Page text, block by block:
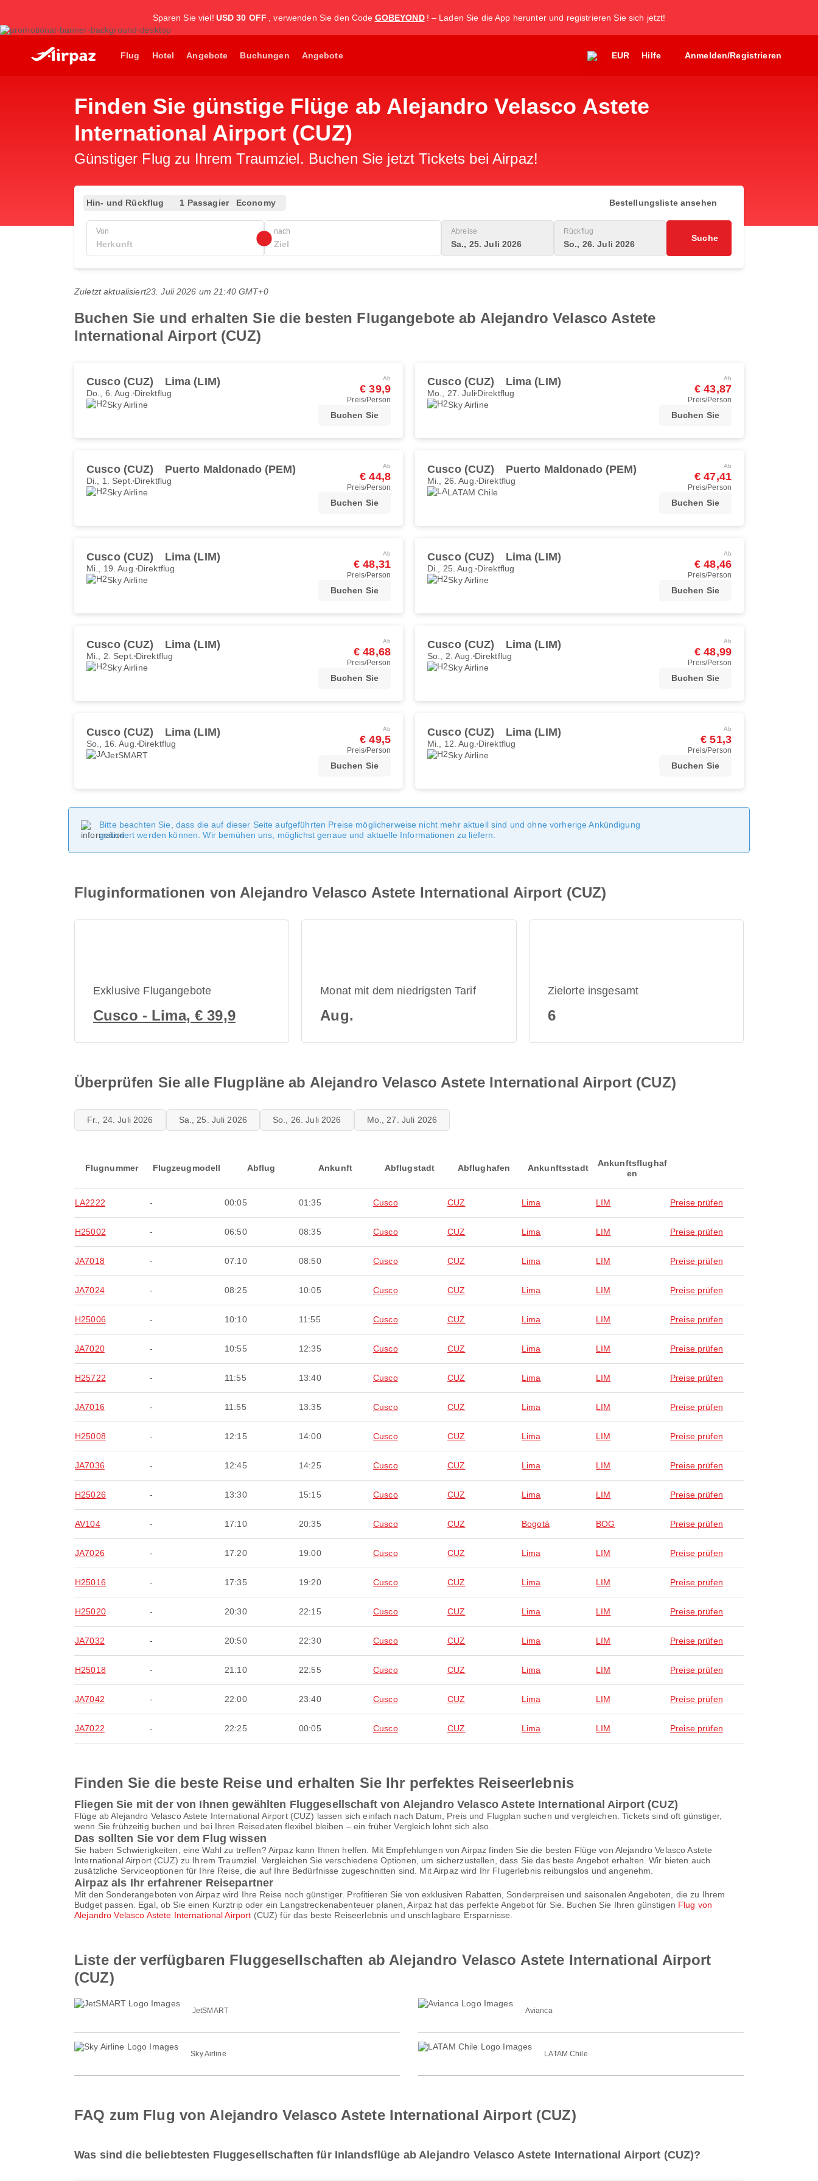
Sparen Sie viel! USD 30 OFF , verwenden Sie den Code GOBEYOND ! – Laden Sie die App herunter und registrieren Sie sich jetzt!
Flug Hotel Angebote Buchungen Angebote EUR Hilfe Anmelden/Registrieren
Finden Sie günstige Flüge ab Alejandro Velasco Astete
International Airport (CUZ)
Günstiger Flug zu Ihrem Traumziel. Buchen Sie jetzt Tickets bei Airpaz!
Hin- und Rückflug 1 Passagier Economy Bestellungsliste ansehen
Von nach Abreise
Sa., 25. Juli 2026
Rückflug
So., 26. Juli 2026
Suche
Zuletzt aktualisiert23. Juli 2026 um 21:40 GMT+0
Buchen Sie und erhalten Sie die besten Flugangebote ab Alejandro Velasco Astete
International Airport (CUZ)
Cusco (CUZ) Lima (LIM)
Do., 6. Aug. Direktflug
Sky Airline
Ab
€ 39,9
Preis/Person
Buchen Sie
Cusco (CUZ) Lima (LIM)
Mo., 27. JuliDirektflug
Sky Airline
Ab
€ 43,87
Preis/Person
Buchen Sie
Cusco (CUZ) Puerto Maldonado (PEM)
Di., 1. Sept. Direktflug
Sky Airline
Ab
€ 44,8
Preis/Person
Buchen Sie
Cusco (CUZ) Puerto Maldonado (PEM)
Mi., 26. Aug. Direktflug
LATAM Chile
Ab
€ 47,41
Preis/Person
Buchen Sie
Cusco (CUZ) Lima (LIM)
Mi., 19. Aug. Direktflug
Sky Airline
Ab
€ 48,31
Preis/Person
Buchen Sie
Cusco (CUZ) Lima (LIM)
Di., 25. Aug. Direktflug
Sky Airline
Ab
€ 48,46
Preis/Person
Buchen Sie
Cusco (CUZ) Lima (LIM)
Mi., 2. Sept. Direktflug
Sky Airline
Ab
€ 48,68
Preis/Person
Buchen Sie
Cusco (CUZ) Lima (LIM)
So., 2. Aug. Direktflug
Sky Airline
Ab
€ 48,99
Preis/Person
Buchen Sie
Cusco (CUZ) Lima (LIM)
So., 16. Aug. Direktflug
JetSMART
Ab
€ 49,5
Preis/Person
Buchen Sie
Cusco (CUZ) Lima (LIM)
Mi., 12. Aug. Direktflug
Sky Airline
Ab
€ 51,3
Preis/Person
Buchen Sie
Bitte beachten Sie, dass die auf dieser Seite aufgeführten Preise möglicherweise nicht mehr aktuell sind und ohne vorherige Ankündigung
geändert werden können. Wir bemühen uns, möglichst genaue und aktuelle Informationen zu liefern.
Fluginformationen von Alejandro Velasco Astete International Airport (CUZ)
Exklusive Flugangebote
Cusco - Lima, € 39,9
Monat mit dem niedrigsten Tarif
Aug.
Zielorte insgesamt
6
Überprüfen Sie alle Flugpläne ab Alejandro Velasco Astete International Airport (CUZ)
Fr., 24. Juli 2026 Sa., 25. Juli 2026 So., 26. Juli 2026 Mo., 27. Juli 2026
Flugnummer Flugzeugmodell Abflug Ankunft Abflugstadt Abflughafen Ankunftsstadt
Ankunftsflughaf
en
LA2222 - 00:05 01:35 Cusco CUZ Lima LIM Preise prüfen
H25002 - 06:50 08:35 Cusco CUZ Lima LIM Preise prüfen
JA7018 - 07:10 08:50 Cusco CUZ Lima LIM Preise prüfen
JA7024 - 08:25 10:05 Cusco CUZ Lima LIM Preise prüfen
H25006 - 10:10 11:55 Cusco CUZ Lima LIM Preise prüfen
JA7020 - 10:55 12:35 Cusco CUZ Lima LIM Preise prüfen
H25722 - 11:55 13:40 Cusco CUZ Lima LIM Preise prüfen
JA7016 - 11:55 13:35 Cusco CUZ Lima LIM Preise prüfen
H25008 - 12:15 14:00 Cusco CUZ Lima LIM Preise prüfen
JA7036 - 12:45 14:25 Cusco CUZ Lima LIM Preise prüfen
H25026 - 13:30 15:15 Cusco CUZ Lima LIM Preise prüfen
AV104 - 17:10 20:35 Cusco CUZ Bogotá BOG Preise prüfen
JA7026 - 17:20 19:00 Cusco CUZ Lima LIM Preise prüfen
H25016 - 17:35 19:20 Cusco CUZ Lima LIM Preise prüfen
H25020 - 20:30 22:15 Cusco CUZ Lima LIM Preise prüfen
JA7032 - 20:50 22:30 Cusco CUZ Lima LIM Preise prüfen
H25018 - 21:10 22:55 Cusco CUZ Lima LIM Preise prüfen
JA7042 - 22:00 23:40 Cusco CUZ Lima LIM Preise prüfen
JA7022 - 22:25 00:05 Cusco CUZ Lima LIM Preise prüfen
Finden Sie die beste Reise und erhalten Sie Ihr perfektes Reiseerlebnis
Fliegen Sie mit der von Ihnen gewählten Fluggesellschaft von Alejandro Velasco Astete International Airport (CUZ)
Flüge ab Alejandro Velasco Astete International Airport (CUZ) lassen sich einfach nach Datum, Preis und Flugplan suchen und vergleichen. Tickets sind oft günstiger,
wenn Sie frühzeitig buchen und bei Ihren Reisedaten flexibel bleiben – ein früher Vergleich lohnt sich also.
Das sollten Sie vor dem Flug wissen
Sie haben Schwierigkeiten, eine Wahl zu treffen? Airpaz kann Ihnen helfen. Mit Empfehlungen von Airpaz finden Sie die besten Flüge von Alejandro Velasco Astete
International Airport (CUZ) zu Ihrem Traumziel. Vergleichen Sie verschiedene Optionen, um sicherzustellen, dass Sie das beste Angebot erhalten. Wir bieten auch
zusätzliche Serviceoptionen für Ihre Reise, die auf Ihre Bedürfnisse zugeschnitten sind. Mit Airpaz wird Ihr Flugerlebnis reibungslos und angenehm.
Airpaz als Ihr erfahrener Reisepartner
Mit den Sonderangeboten von Airpaz wird Ihre Reise noch günstiger. Profitieren Sie von exklusiven Rabatten, Sonderpreisen und saisonalen Angeboten, die zu Ihrem
Budget passen. Egal, ob Sie einen Kurztrip oder ein Langstreckenabenteuer planen, Airpaz hat das perfekte Angebot für Sie. Buchen Sie Ihren günstigen Flug von
Alejandro Velasco Astete International Airport (CUZ) für das beste Reiseerlebnis und unschlagbare Ersparnisse.
Liste der verfügbaren Fluggesellschaften ab Alejandro Velasco Astete International Airport
(CUZ)
JetSMART Avianca
Sky Airline LATAM Chile
FAQ zum Flug von Alejandro Velasco Astete International Airport (CUZ)
Was sind die beliebtesten Fluggesellschaften für Inlandsflüge ab Alejandro Velasco Astete International Airport (CUZ)?